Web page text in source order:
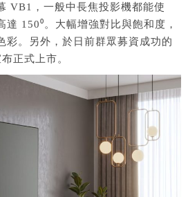
VB1，一般中長焦投影機都能使
達 150⁰。大幅增強對比與飽和度，
彩。另外，於日前群眾募資成功的
正式上市。